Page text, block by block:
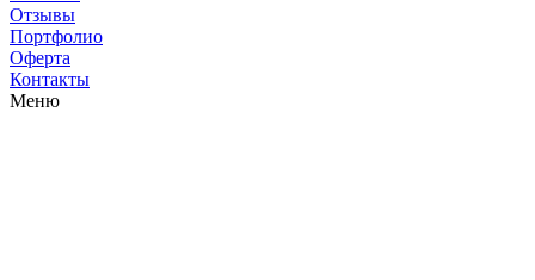
Отзывы
Портфолио
Оферта
Контакты
Меню